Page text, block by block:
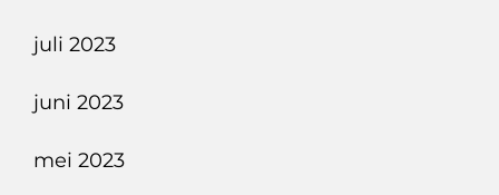
juli 2023
juni 2023
mei 2023